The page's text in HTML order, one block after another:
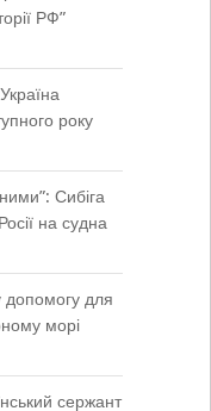
РФ”
року
Сибіга
на судна
допомогу для
морі
сержант